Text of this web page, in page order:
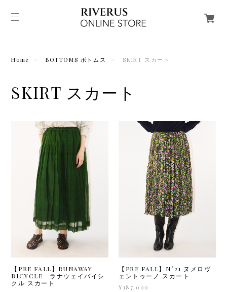
Home BOTTOMS ボトムス SKIRT スカート
SKIRT スカート
【PRE FALL】RUNAWAY
BICYCLE ラナウェイバイシ
クル スカート
【PRE FALL】N°21 ヌメロヴ
ェントゥーノ スカート
¥187,000